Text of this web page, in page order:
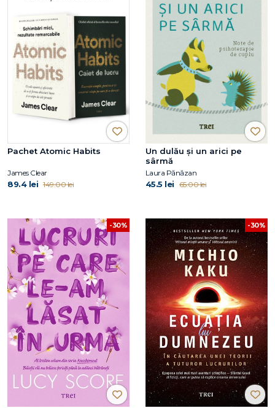
Pachet Atomic Habits
James Clear
89.4 lei 149.00 lei
Un dulău și un arici pe
sârmă
Laura Pănăzan
45.5 lei 65.00 lei
-30% -30%